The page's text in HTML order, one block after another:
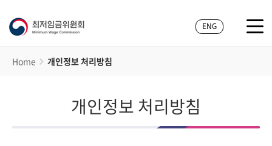
ENG
Home 개인정보 처리방침
개인정보 처리방침